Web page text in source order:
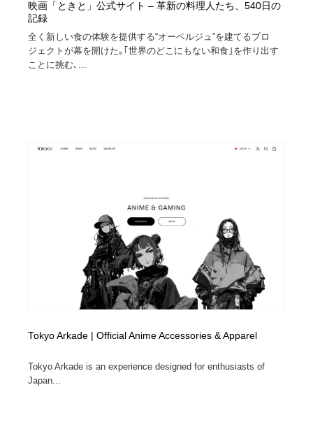
映画「ときと」公式サイト – 革新の料理人たち、540日の
記録
全く新しい食の体験を提供する“オーベルジュ”を建てるプロ
ジェクトが幕を開けた｡｢世界のどこにもない和食｣を作り出す
ことに挑む､...
Tokyo Arkade | Official Anime Accessories & Apparel
Tokyo Arkade is an experience designed for enthusiasts of
Japan...